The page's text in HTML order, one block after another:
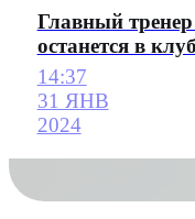
Главный
останется в
14:37
31 ЯНВ
2024